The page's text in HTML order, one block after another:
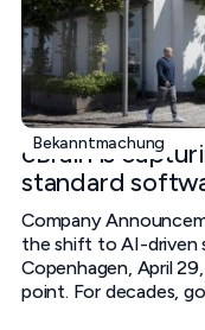
Bekanntmachung
cBrain is
standard
Company
the shift to AI-driven
Copenhagen, April
point. For decades,